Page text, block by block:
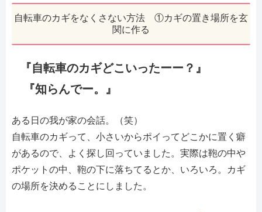
自転車のカギをなくさない方法 ①カギの置き場所を玄
関に作る
『自転車のカギどこいったーー？』
『知らんでー。』
ある日の我が家の会話。（笑）
自転車のカギって、小さいからポイってどこかに置く癖
があるので、よく探し回っていました。実際は鞄の中や
ポケットの中、鞄の下に落ちてるとか、いろいろ。カギ
の場所を決めることにしました。